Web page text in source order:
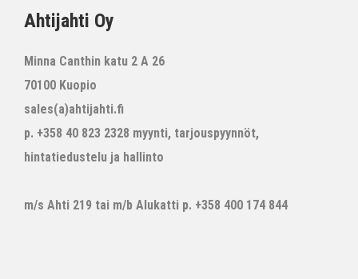
Ahtijahti Oy
Minna Canthin katu 2 A 26
70100 Kuopio
sales(a)ahtijahti.fi
p. +358 40 823 2328 myynti, tarjouspyynnöt,
hintatiedustelu ja hallinto
m/s Ahti 219 tai m/b Alukatti p. +358 400 174 844